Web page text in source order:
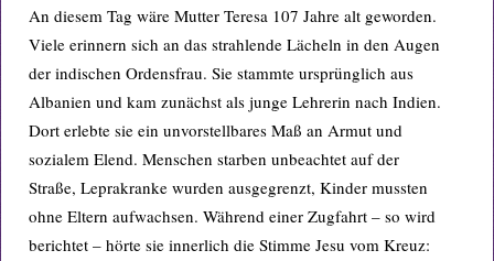
An diesem Tag wäre Mutter Teresa 107 Jahre alt geworden.
Viele erinnern sich an das strahlende Lächeln in den Augen
der indischen Ordensfrau. Sie stammte ursprünglich aus
Albanien und kam zunächst als junge Lehrerin nach Indien.
Dort erlebte sie ein unvorstellbares Maß an Armut und
sozialem Elend. Menschen starben unbeachtet auf der
Straße, Leprakranke wurden ausgegrenzt, Kinder mussten
ohne Eltern aufwachsen. Während einer Zugfahrt – so wird
berichtet – hörte sie innerlich die Stimme Jesu vom Kreuz: